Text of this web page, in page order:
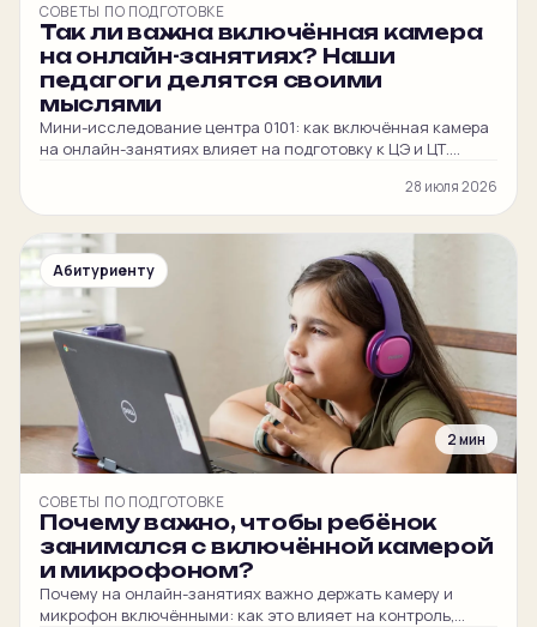
СОВЕТЫ ПО ПОДГОТОВКЕ
Так ли важна включённая камера
на онлайн-занятиях? Наши
педагоги делятся своими
мыслями
Мини-исследование центра 0101: как включённая камера
на онлайн-занятиях влияет на подготовку к ЦЭ и ЦТ.
28 июля 2026
Абитуриенту
2 мин
СОВЕТЫ ПО ПОДГОТОВКЕ
Почему важно, чтобы ребёнок
занимался с включённой камерой
и микрофоном?
Почему на онлайн-занятиях важно держать камеру и
микрофон включёнными: как это влияет на контроль,